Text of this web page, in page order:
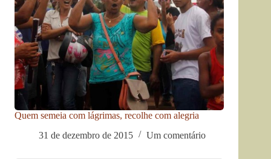
Quem semeia com lágrimas, recolhe com alegria
31 de dezembro de 2015
Um comentário